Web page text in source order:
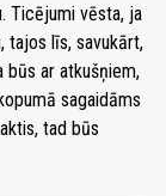
Ticējumi vēsta, ja
tajos līs, savukārt,
būs ar atkušņiem,
sagaidāms
tad būs